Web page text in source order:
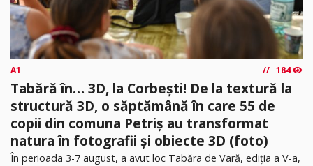
A1 184
Tabără în… 3D, la Corbești! De la textură la
structură 3D, o săptămână în care 55 de
copii din comuna Petriș au transformat
natura în fotografii și obiecte 3D (foto)
În perioada 3-7 august, a avut loc Tabăra de Vară, ediția a V-a,